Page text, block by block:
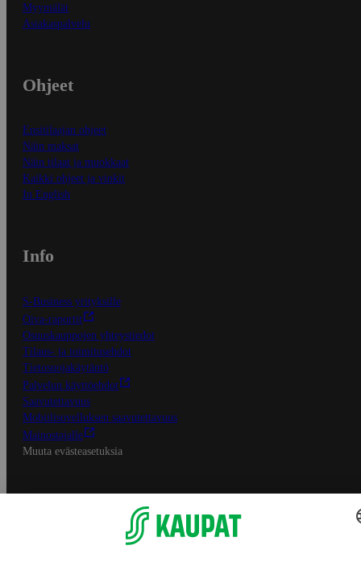
Myymälät
Asiakaspalvelu
Ohjeet
Ensitilaajan ohjeet
Näin maksat
Näin tilaat ja muokkaat
Kaikki ohjeet ja vinkit
In English
Info
S-Business yrityksille
Oiva-raportit
Osuuskauppojen yhteystiedot
Tilaus- ja toimitusehdot
Tietosuojakäytäntö
Palvelun käyttöehdot
Saavutettavuus
Mobiilisovelluksen saavutettavuus
Mainostajalle
Muuta evästeasetuksia
S-ryhmän palvelut